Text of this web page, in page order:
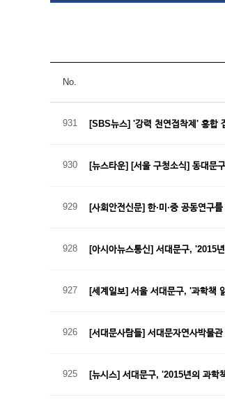
No.
931 [SBS뉴스] '강력 천연접착제' 홍합
930 [뉴스타운] [서울 구청소식] 동대문
929 [사회안전신문] 한·미·중 공동연구
928 [아시아뉴스통신] 서대문구, '2015
927 [세계일보] 서울 서대문구, '과학책
926 [서대문사람들] 서대문자연사박물
925 [뉴시스] 서대문구, '2015년의 과학